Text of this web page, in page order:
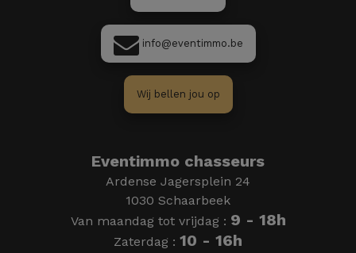
info@eventimmo.be
Wij bellen jou op
Eventimmo chasseurs
Ardense Jagersplein 24
1030 Schaarbeek
Van maandag tot vrijdag : 9 - 18h
Zaterdag : 10 - 16h